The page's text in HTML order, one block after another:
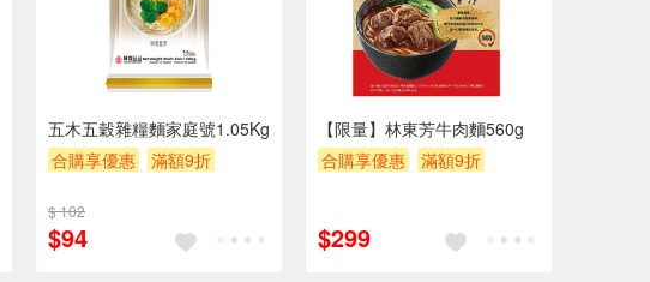
五木五穀雜糧麵家庭號1.05Kg
合購享優惠
滿額9折
$ 102
$94
【限量】林東芳牛肉麵560g
合購享優惠
滿額9折
$299